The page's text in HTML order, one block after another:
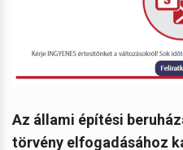
Az állami építési
törvény elfogadásához